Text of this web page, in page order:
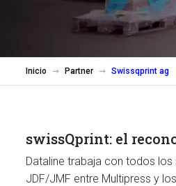
Inicio Partner Swissqprint ag
swissQprint: el
Dataline trabaja con todos
JDF/JMF entre Multipress y